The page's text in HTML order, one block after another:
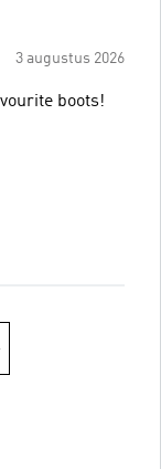
3 augustus 2026
boots!